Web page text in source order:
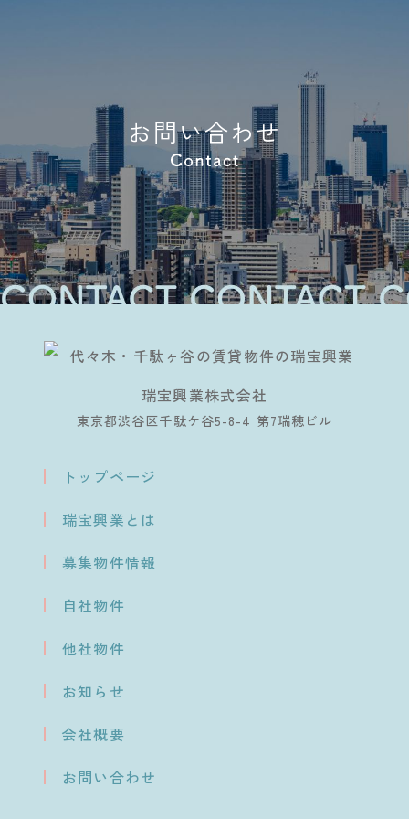
お問い合わせ
瑞宝興業株式会社
東京都渋谷区千駄ケ谷5-8-4 第7瑞穂ビル
トップページ
瑞宝興業とは
募集物件情報
自社物件
他社物件
お知らせ
会社概要
お問い合わせ